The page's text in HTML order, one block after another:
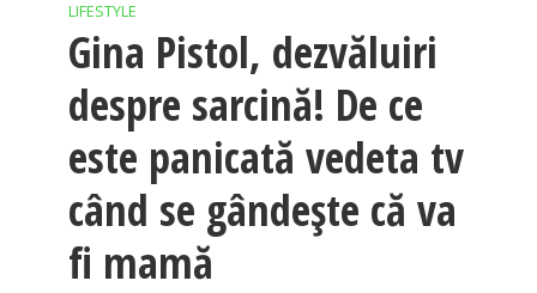
LIFESTYLE
Gina Pistol, dezvăluiri
despre sarcină! De ce
este panicată vedeta tv
când se gândește că va
fi mamă